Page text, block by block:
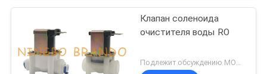
Клапан соленоида
очистителя воды RO
Подлежит обсуждению MOQ:1pcs